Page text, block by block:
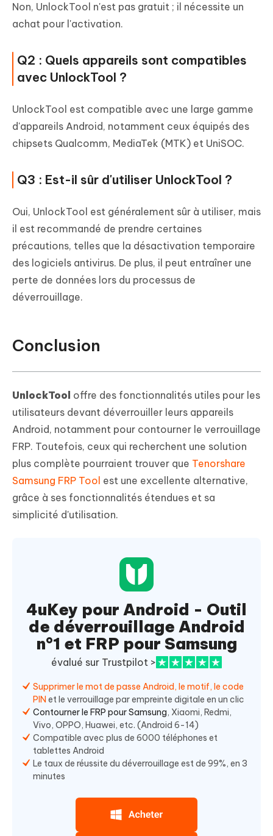
Non, UnlockTool n'est pas gratuit ; il nécessite un
achat pour l'activation.
Q2 : Quels appareils sont compatibles
avec UnlockTool ?
UnlockTool est compatible avec une large gamme
d'appareils Android, notamment ceux équipés des
chipsets Qualcomm, MediaTek (MTK) et UniSOC.
Q3 : Est-il sûr d'utiliser UnlockTool ?
Oui, UnlockTool est généralement sûr à utiliser, mais
il est recommandé de prendre certaines
précautions, telles que la désactivation temporaire
des logiciels antivirus. De plus, il peut entraîner une
perte de données lors du processus de
déverrouillage.
Conclusion
UnlockTool offre des fonctionnalités utiles pour les
utilisateurs devant déverrouiller leurs appareils
Android, notamment pour contourner le verrouillage
FRP. Toutefois, ceux qui recherchent une solution
plus complète pourraient trouver que Tenorshare
Samsung FRP Tool est une excellente alternative,
grâce à ses fonctionnalités étendues et sa
simplicité d'utilisation.
4uKey pour Android - Outil
de déverrouillage Android
n°1 et FRP pour Samsung
évalué sur Trustpilot >
Supprimer le mot de passe Android, le motif, le code
PIN et le verrouillage par empreinte digitale en un clic
Contourner le FRP pour Samsung, Xiaomi, Redmi,
Vivo, OPPO, Huawei, etc. (Android 6-14)
Compatible avec plus de 6000 téléphones et
tablettes Android
Le taux de réussite du déverrouillage est de 99%, en 3
minutes